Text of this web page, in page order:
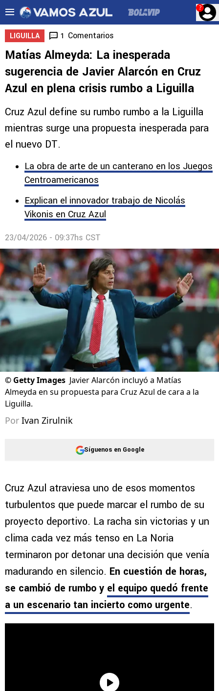
?
LIGUILLA 1 Comentarios
Matías Almeyda: La inesperada
sugerencia de Javier Alarcón en Cruz
Azul en plena crisis rumbo a Liguilla
Cruz Azul define su rumbo rumbo a la Liguilla
mientras surge una propuesta inesperada para
el nuevo DT.
La obra de arte de un canterano en los Juegos
Centroamericanos
Explican el innovador trabajo de Nicolás
Vikonis en Cruz Azul
23/04/2026 - 09:37hs CST
© Getty Images Javier Alarcón incluyó a Matías
Almeyda en su propuesta para Cruz Azul de cara a la
Liguilla.
Por Ivan Zirulnik
Síguenos en Google
Cruz Azul atraviesa uno de esos momentos
turbulentos que puede marcar el rumbo de su
proyecto deportivo. La racha sin victorias y un
clima cada vez más tenso en La Noria
terminaron por detonar una decisión que venía
madurando en silencio. En cuestión de horas,
se cambió de rumbo y el equipo quedó frente
a un escenario tan incierto como urgente.